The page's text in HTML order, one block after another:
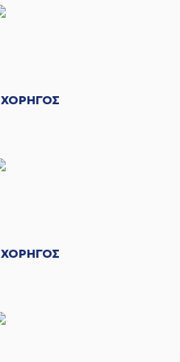
ΧΟΡΗΓΟΣ
ΧΟΡΗΓΟΣ